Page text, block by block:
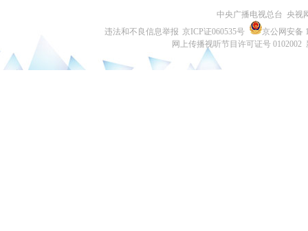
中央广播电视总台 央视
违法和不良信息举报 京ICP证060535号
京公网安备
网上传播视听节目许可证号 0102002